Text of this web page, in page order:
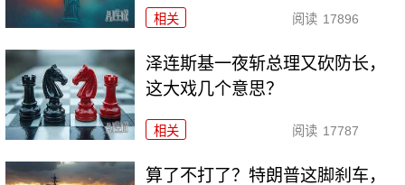
相关 阅读 17896
泽连斯基一夜斩总理又砍防长，
这大戏几个意思？
相关 阅读 17787
算了不打了？特朗普这脚刹车，